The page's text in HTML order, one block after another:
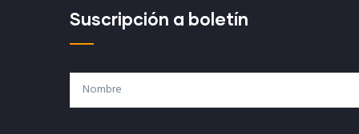
Suscripción a boletín
Nombre